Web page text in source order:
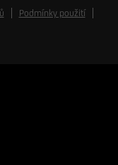
Podmínky použití